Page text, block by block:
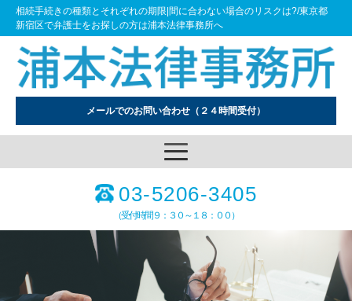
相続手続きの種類とそれぞれの期限|間に合わない場合のリスクは?/東京都
新宿区で弁護士をお探しの方は浦本法律事務所へ
メールでのお問い合わせ （２４時間受付）
03-5206-3405
（受付時間９：３０～１８：００）